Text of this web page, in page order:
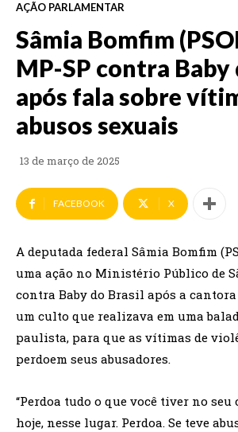
AÇÃO PARLAMENTAR
Sâmia Bomfim
MP-SP contra Baby
após fala sobre
abusos sexuais
13 de março de 2025
FACEBOOK X
A deputada federal Sâmia Bomfim
uma ação no Ministério Público de
contra Baby do Brasil após a
um culto que realizava em uma
paulista, para que as vítimas de
perdoem seus abusadores.
“Perdoa tudo o que você tiver no seu
hoje, nesse lugar. Perdoa. Se teve